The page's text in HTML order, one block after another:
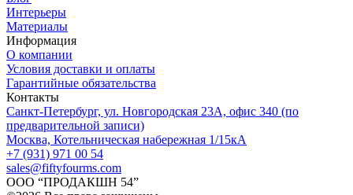
Интерьеры
Материалы
Информация
О компании
Условия доставки и оплаты
Гарантийные обязательства
Контакты
Санкт-Петербург, ул. Новгородская 23А, офис 340 (по
предварительной записи)
Москва, Котельническая набережная 1/15кА
+7 (931) 971 00 54
sales@fiftyfourms.com
ООО “ПРОДАКШН 54”